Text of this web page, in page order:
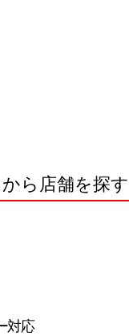
ら店舗を探す
対応